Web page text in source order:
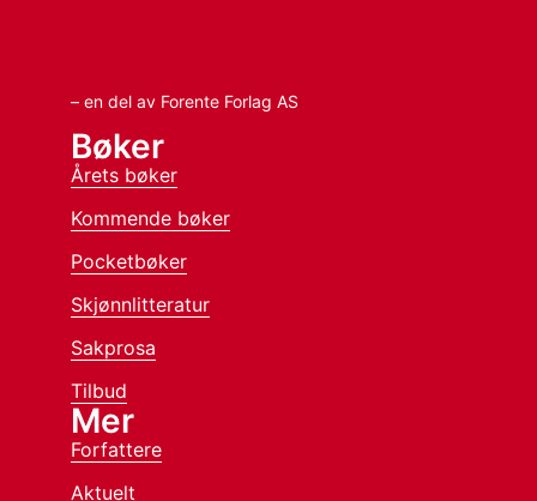
– en del av Forente Forlag AS
Bøker
Årets bøker
Kommende bøker
Pocketbøker
Skjønnlitteratur
Sakprosa
Tilbud
Mer
Forfattere
Aktuelt